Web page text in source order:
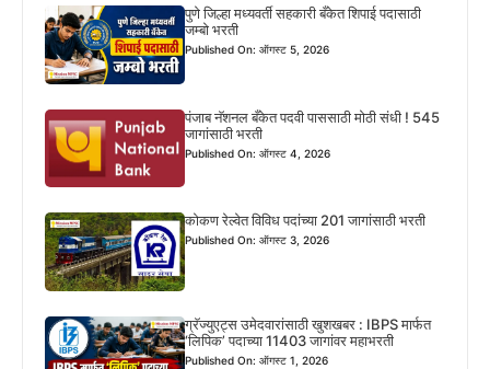
पुणे जिल्हा मध्यवर्ती सहकारी बँकेत शिपाई पदासाठी
जम्बो भरती
Published On: ऑगस्ट 5, 2026
पंजाब नॅशनल बँकेत पदवी पाससाठी मोठी संधी ! 545
जागांसाठी भरती
Published On: ऑगस्ट 4, 2026
कोकण रेल्वेत विविध पदांच्या 201 जागांसाठी भरती
Published On: ऑगस्ट 3, 2026
ग्रॅज्युएट्स उमेदवारांसाठी खुशखबर : IBPS मार्फत
‘लिपिक’ पदाच्या 11403 जागांवर महाभरती
Published On: ऑगस्ट 1, 2026